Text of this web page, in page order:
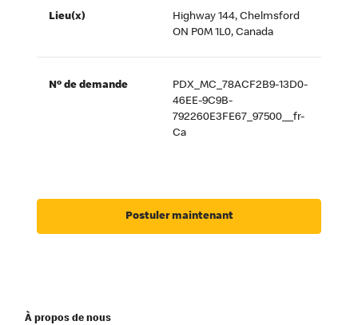
Lieu(x)
Highway 144, Chelmsford
ON P0M 1L0, Canada
Nº de demande
PDX_MC_78ACF2B9-13D0-
46EE-9C9B-
792260E3FE67_97500__fr-
Ca
Postuler maintenant
À propos de nous